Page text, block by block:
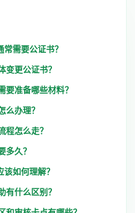
需要公证书？
变更公证书？
要准备哪些材料？
么办理？
程怎么走？
多久？
如何理解？
有什么区别？